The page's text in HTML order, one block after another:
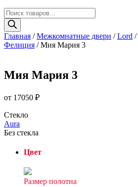
Поиск
товаров
Главная /Межкомнатные двери /Lord /
Фелиция / Мия Мария 3
Мия Мария 3
от 17050 ₽
Стекло
Aura
Без стекла
Цвет
Размер полотна